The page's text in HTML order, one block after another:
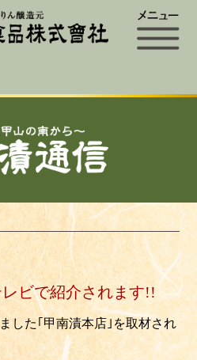
レビで紹介されます!!
した｢甲南漬本店｣を取材され